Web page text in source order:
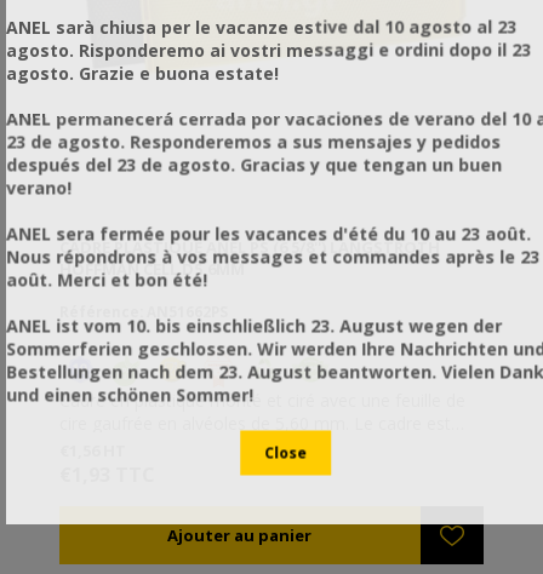
CADRE PLASTIQUE ANEL PS (6 5/8'') LANGSTROTH
HOFFMAN CELL D5.6MM
Cadre en plastique monté et ciré avec une feuille de
prêt à utiliser; vous n'avez pas besoin de l'enfiler et
fixer la feuille de cire. Les cadres sont résistants à la
non plus lors de l'extraction du miel. Tout les cadres
plastiques ANEL sont disponibles enduits de cire ou
ANEL sarà chiusa per le vacanze estive dal 10 agosto al 23
agosto. Risponderemo ai vostri messaggi e ordini dopo il 23
agosto. Grazie e buona estate!
ANEL permanecerá cerrada por vacaciones de verano del 10
23 de agosto. Responderemos a sus mensajes y pedidos
después del 23 de agosto. Gracias y que tengan un buen
verano!
ANEL sera fermée pour les vacances d'été du 10 au 23 août.
Nous répondrons à vos messages et commandes après le 23
août. Merci et bon été!
ANEL ist vom 10. bis einschließlich 23. August wegen der
Sommerferien geschlossen. Wir werden Ihre Nachrichten
Bestellungen nach dem 23. August beantworten. Vielen Dank
und einen schönen Sommer!